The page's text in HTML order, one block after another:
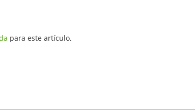
para este artículo.